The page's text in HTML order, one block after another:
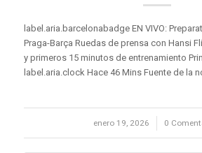
label.aria.barcelonabadge EN VIVO:
Praga-Barça Ruedas de prensa con Hansi
y primeros 15 minutos de entrenamiento
label.aria.clock Hace 46 Mins Fuente de la
enero 19, 2026
/ 0